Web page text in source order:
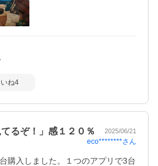
頭が来ましたが、警戒音に反応見
っていました
は、iPhoneにインストールしたtap
し鮮明な動画で見られます
応
ク通過の動きに反応→カメラの角
ね4
るぞ！」感１２０％ 2025/06/21
eco********さん
購入しました。１つのアプリで3台